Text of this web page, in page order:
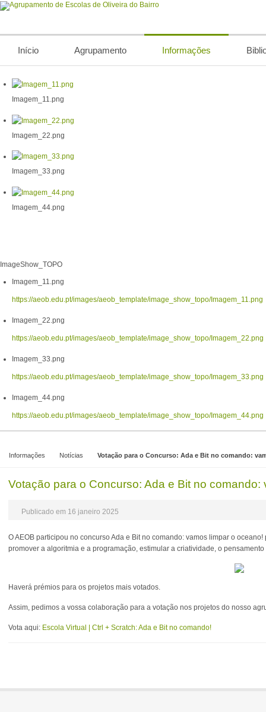
Início Agrupamento Informações
Imagem_11.png
Imagem_22.png
Imagem_33.png
Imagem_44.png
ImageShow_TOPO
Imagem_11.png
https://aeob.edu.pt/images/aeob_template/image_show_topo/Imagem_11.png
Imagem_22.png
https://aeob.edu.pt/images/aeob_template/image_show_topo/Imagem_22.png
Imagem_33.png
https://aeob.edu.pt/images/aeob_template/image_show_topo/Imagem_33.png
Imagem_44.png
https://aeob.edu.pt/images/aeob_template/image_show_topo/Imagem_44.png
Informações Notícias Votação para o Concurso: Ada e Bit no comando:
Votação para o Concurso: Ada e Bit no
Publicado em 16 janeiro 2025
O AEOB participou no concurso Ada e Bit no comando: vamos limpar o
promover a algoritmia e a programação, estimular a criatividade, o
Haverá prémios para os projetos mais votados.
Assim, pedimos a vossa colaboração para a votação nos projetos do nosso
Vota aqui: Escola Virtual | Ctrl + Scratch: Ada e Bit no comando!